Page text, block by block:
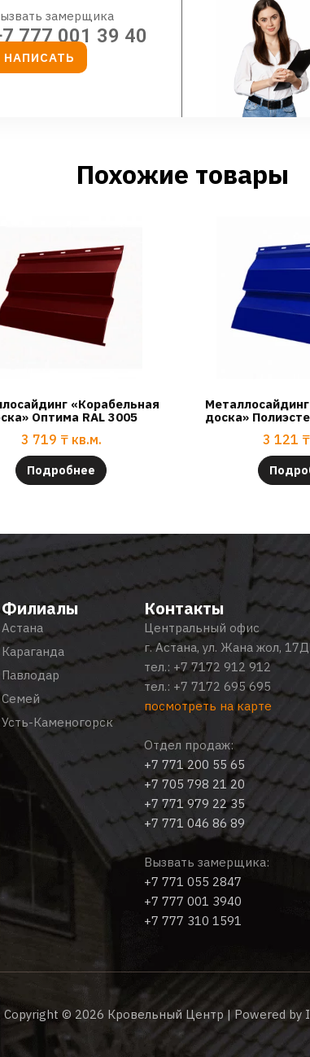
замерщика
777 001 39 40
НАПИСАТЬ
Похожие товары
«Корабельная
Оптима RAL 3005
3 719 ₸ кв.м.
Подробнее
доска»
3 121 ₸
Филиалы
Астана
Караганда
Павлодар
Семей
Усть-Каменогорск
Контакты
Центральный офис
г. Астана, ул. Жана жол, 17Д
тел.: +7 7172 912 912
тел.: +7 7172 695 695
посмотреть на карте
Отдел продаж:
+7 771 200 55 65
+7 705 798 21 20
+7 771 979 22 35
+7 771 046 86 89
Вызвать замерщика:
+7 771 055 2847
+7 777 001 3940
+7 777 310 1591
Copyright © 2026 Кровельный Центр | Powered by